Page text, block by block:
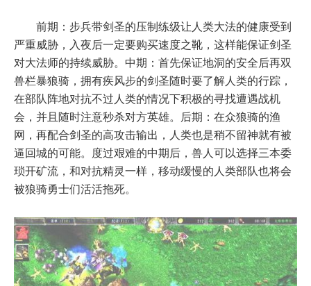
前期：步兵带剑圣的压制练级让人类大法的健康受到
严重威胁，入夜后一定要购买速度之靴，这样能保证剑圣
对大法师的持续威胁。中期：首先保证地洞的安全后再双
兽栏暴狼骑，拥有疾风步的剑圣随时要了解人类的行踪，
在部队阵地对抗不过人类的情况下积极的寻找遭遇战机
会，并且随时注意秒杀对方英雄。后期：在众狼骑的渔
网，再配合剑圣的高攻击输出，人类也是稍不留神就有被
逼回城的可能。度过艰难的中期后，兽人可以选择三本委
琐开矿流，和对抗精灵一样，移动缓慢的人类部队也将会
被狼骑勇士们活活拖死。